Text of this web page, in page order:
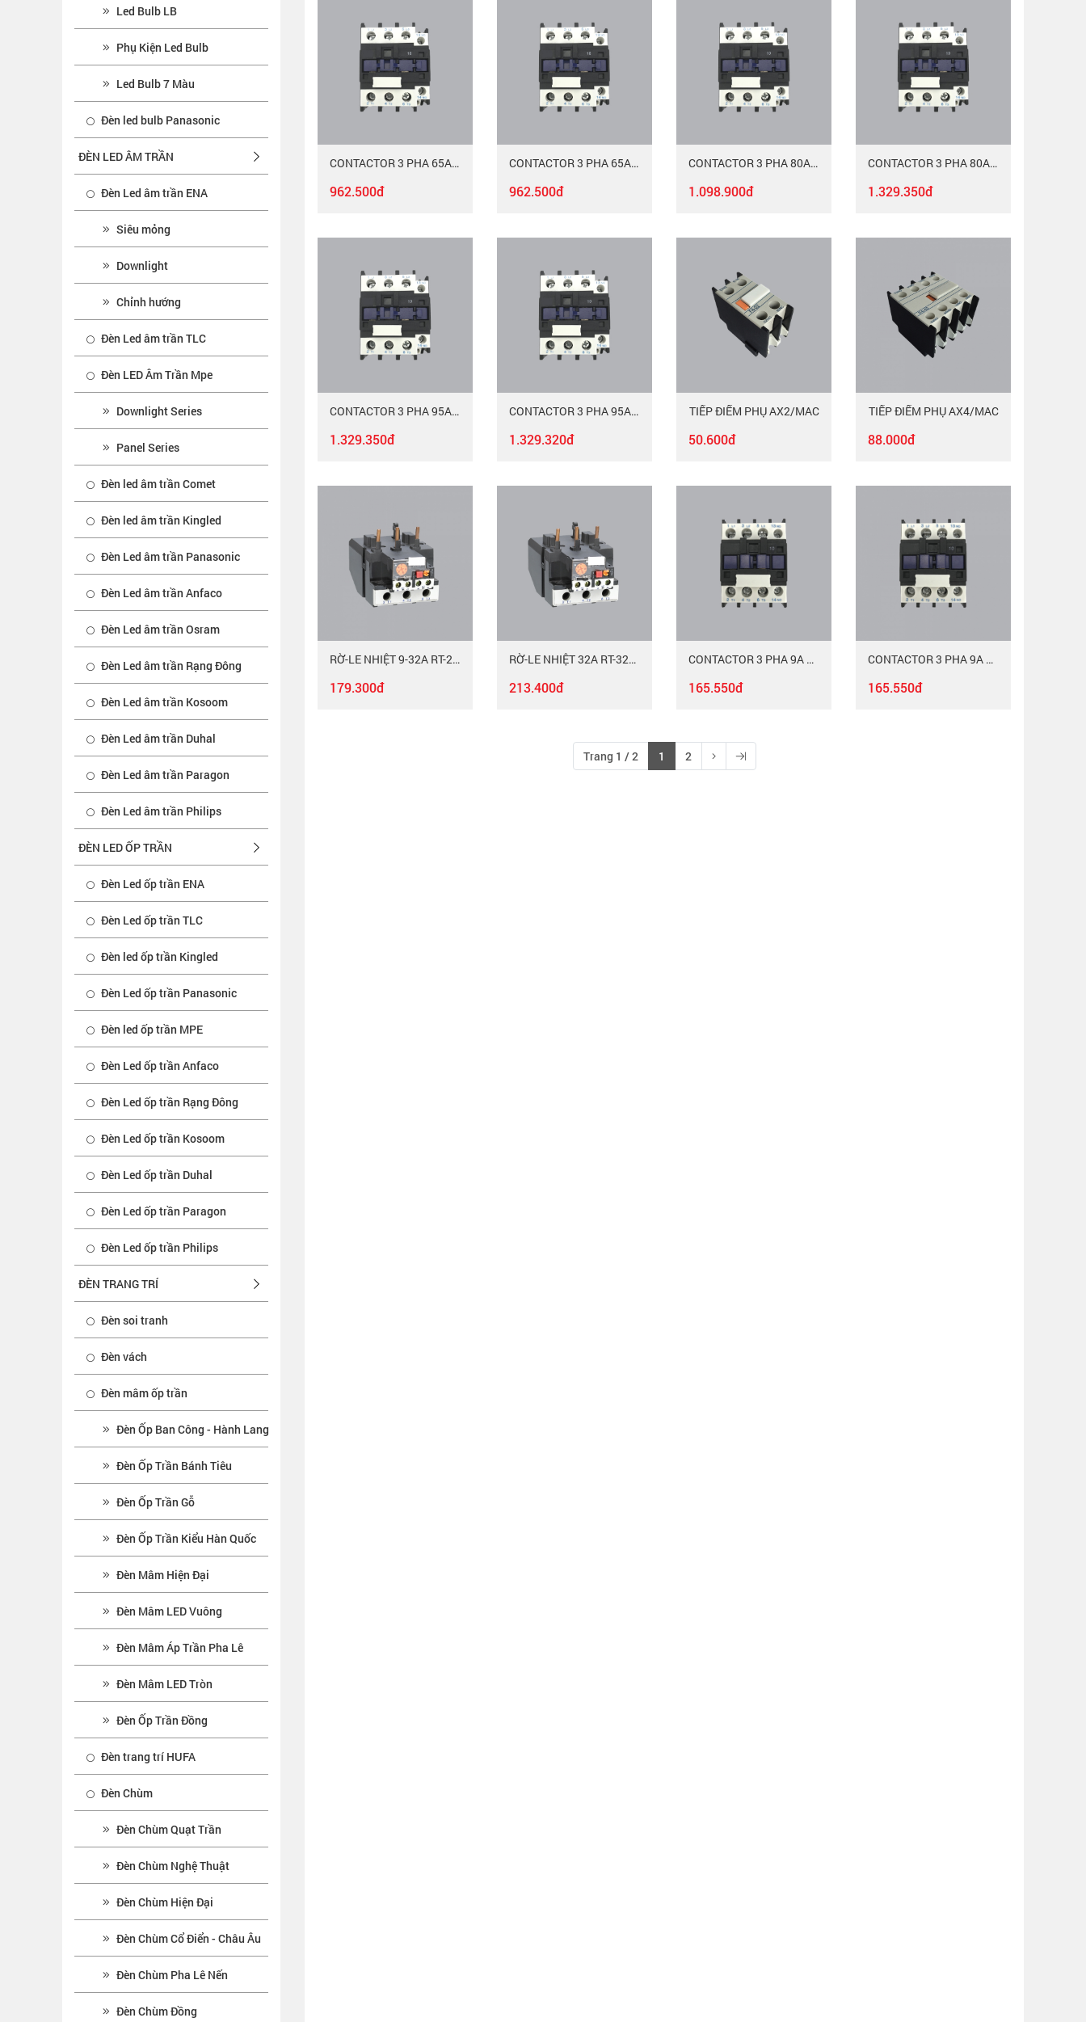
Led Bulb LB
Phụ Kiện Led Bulb
Led Bulb 7 Màu
Đèn led bulb Panasonic
ĐÈN LED ÂM TRẦN
Đèn Led âm trần ENA
Siêu mỏng
Downlight
Chỉnh hướng
Đèn Led âm trần TLC
Đèn LED Âm Trần Mpe
Downlight Series
Panel Series
Đèn led âm trần Comet
Đèn led âm trần Kingled
Đèn Led âm trần Panasonic
Đèn Led âm trần Anfaco
Đèn Led âm trần Osram
Đèn Led âm trần Rạng Đông
Đèn Led âm trần Kosoom
Đèn Led âm trần Duhal
Đèn Led âm trần Paragon
Đèn Led âm trần Philips
ĐÈN LED ỐP TRẦN
Đèn Led ốp trần ENA
Đèn Led ốp trần TLC
Đèn led ốp trần Kingled
Đèn Led ốp trần Panasonic
Đèn led ốp trần MPE
Đèn Led ốp trần Anfaco
Đèn Led ốp trần Rạng Đông
Đèn Led ốp trần Kosoom
Đèn Led ốp trần Duhal
Đèn Led ốp trần Paragon
Đèn Led ốp trần Philips
ĐÈN TRANG TRÍ
Đèn soi tranh
Đèn vách
Đèn mâm ốp trần
Đèn Ốp Ban Công - Hành Lang
Đèn Ốp Trần Bánh Tiêu
Đèn Ốp Trần Gỗ
Đèn Ốp Trần Kiểu Hàn Quốc
Đèn Mâm Hiện Đại
Đèn Mâm LED Vuông
Đèn Mâm Áp Trần Pha Lê
Đèn Mâm LED Tròn
Đèn Ốp Trần Đồng
Đèn trang trí HUFA
Đèn Chùm
Đèn Chùm Quạt Trần
Đèn Chùm Nghệ Thuật
Đèn Chùm Hiện Đại
Đèn Chùm Cổ Điển - Châu Âu
Đèn Chùm Pha Lê Nến
Đèn Chùm Đồng
CONTACTOR 3 PHA 65A MAC-365/220
962.500đ
CONTACTOR 3 PHA 65A MAC-365/380
962.500đ
CONTACTOR 3 PHA 80A MAC-380/220
1.098.900đ
CONTACTOR 3 PHA 80A MAC-380/380
1.329.350đ
CONTACTOR 3 PHA 95A MAC-395/220
1.329.350đ
CONTACTOR 3 PHA 95A MAC-395/380
1.329.320đ
TIẾP ĐIỂM PHỤ AX2/MAC
50.600đ
TIẾP ĐIỂM PHỤ AX4/MAC
88.000đ
RỜ-LE NHIỆT 9-32A RT-25/MAC
179.300đ
RỜ-LE NHIỆT 32A RT-32/MAC
213.400đ
CONTACTOR 3 PHA 9A MAC-309/220
165.550đ
CONTACTOR 3 PHA 9A MAC-309/380
165.550đ
Trang 1 / 2 1 2